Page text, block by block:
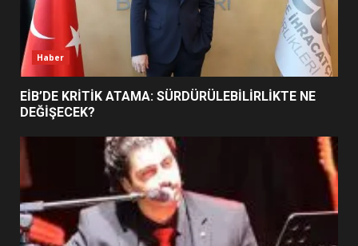
6
DEĞİŞTİRİYOR?
BURHANİYE BELEDİYESPOR’DA
YENİ YÖNETİM NASIL
Haber
EİB’DE KRİTİK ATAMA: SÜRDÜRÜLEBİLİRLİKTE NE
DEĞİŞECEK?